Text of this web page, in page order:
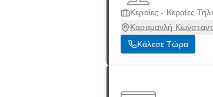
Κεραίες - Κεραίες
Καραμανλή
Κάλεσε Τώρα